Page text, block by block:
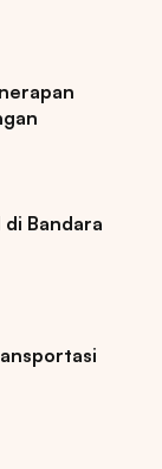
Bandara